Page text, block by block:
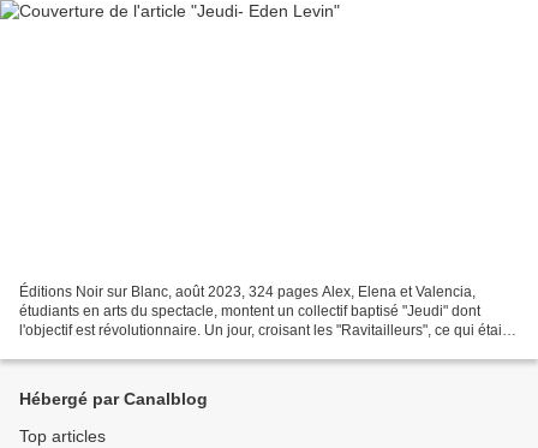
Éditions Noir sur Blanc, août 2023, 324 pages Alex, Elena et Valencia,
étudiants en arts du spectacle, montent un collectif baptisé "Jeudi" dont
l'objectif est révolutionnaire. Un jour, croisant les "Ravitailleurs", ce qui était
Hébergé par Canalblog
Top articles